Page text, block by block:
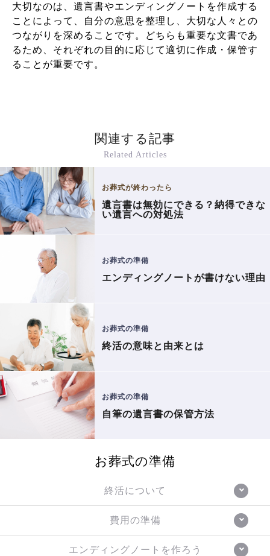
大切なのは、遺言書やエンディングノートを作成する
ことによって、自分の意思を整理し、大切な人々との
つながりを深めることです。どちらも重要な文書であ
るため、それぞれの目的に応じて適切に作成・保管す
ることが重要です。
関連する記事
Related Articles
お葬式が終わったら
遺言書は無効にできる？納得できな
い遺言への対処法
お葬式の準備
エンディングノートが書けない理由
お葬式の準備
終活の意味と由来とは
お葬式の準備
自筆の遺言書の保管方法
お葬式の準備
終活について
費用の準備
エンディングノートを作ろう